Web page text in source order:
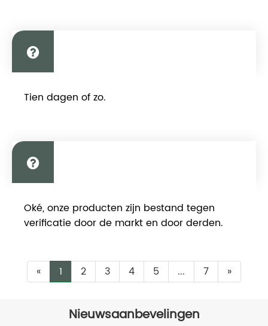
u uw voorjaarsfeestvakantie?
Tien dagen of zo.
sturen?
Oké, onze producten zijn bestand tegen
verificatie door de markt en door derden.
« 1 2 3 4 5 ... 7 »
Nieuwsaanbevelingen